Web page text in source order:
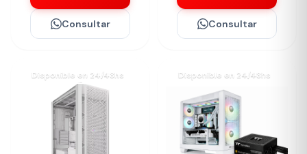
Consultar Consultar
Disponible en 24/48hs Disponible en 24/48hs